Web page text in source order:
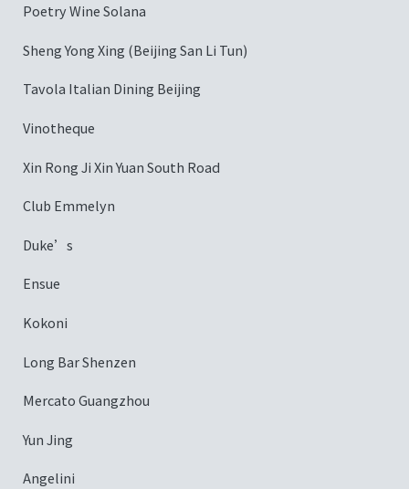
Poetry Wine Solana
Sheng Yong Xing (Beijing San Li Tun)
Tavola Italian Dining Beijing
Vinotheque
Xin Rong Ji Xin Yuan South Road
Club Emmelyn
Duke’s
Ensue
Kokoni
Long Bar Shenzen
Mercato Guangzhou
Yun Jing
Angelini